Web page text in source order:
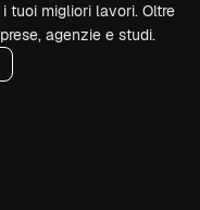
tuoi migliori lavori. Oltre
agenzie e studi.